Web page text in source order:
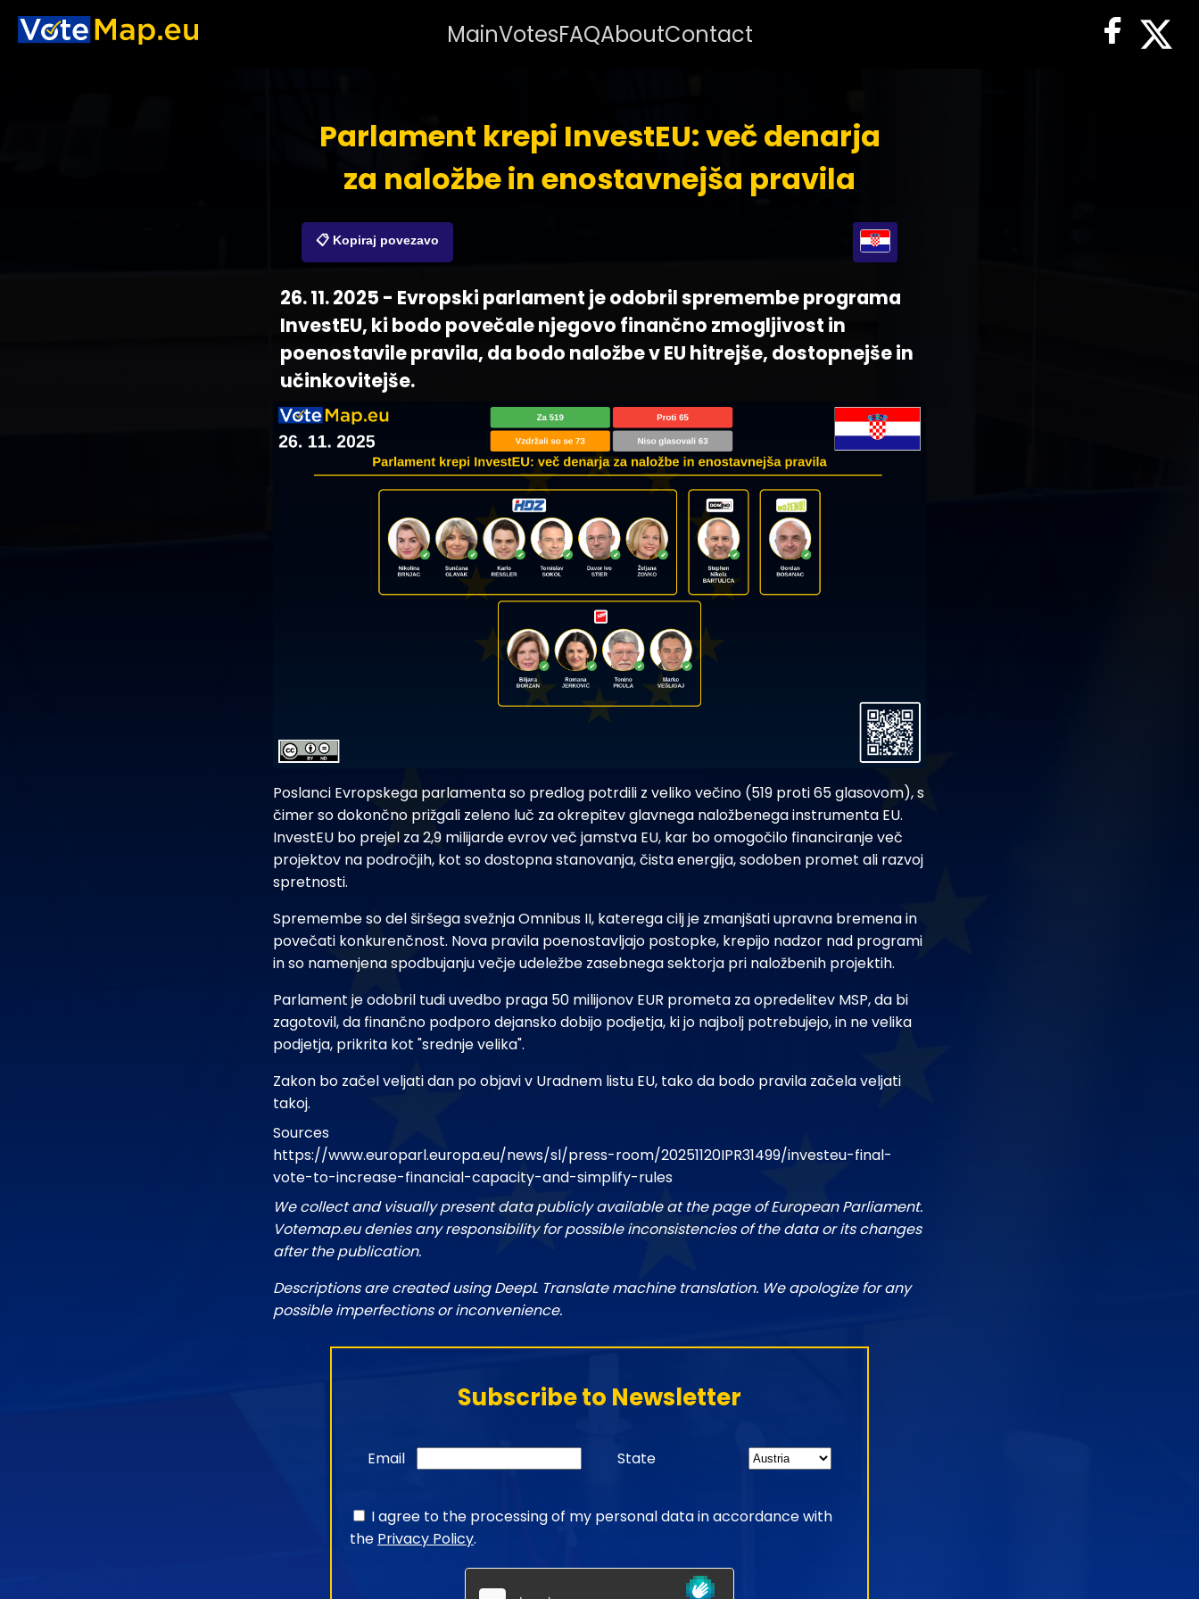
MainVotesFAQAboutContact
Parlament krepi InvestEU: več denarja
za naložbe in enostavnejša pravila
📋 Kopiraj povezavo
26. 11. 2025 - Evropski parlament je odobril spremembe programa
InvestEU, ki bodo povečale njegovo finančno zmogljivost in
poenostavile pravila, da bodo naložbe v EU hitrejše, dostopnejše in
učinkovitejše.
Poslanci Evropskega parlamenta so predlog potrdili z veliko večino (519 proti 65 glasovom), s
čimer so dokončno prižgali zeleno luč za okrepitev glavnega naložbenega instrumenta EU.
InvestEU bo prejel za 2,9 milijarde evrov več jamstva EU, kar bo omogočilo financiranje več
projektov na področjih, kot so dostopna stanovanja, čista energija, sodoben promet ali razvoj
spretnosti.
Spremembe so del širšega svežnja Omnibus II, katerega cilj je zmanjšati upravna bremena in
povečati konkurenčnost. Nova pravila poenostavljajo postopke, krepijo nadzor nad programi
in so namenjena spodbujanju večje udeležbe zasebnega sektorja pri naložbenih projektih.
Parlament je odobril tudi uvedbo praga 50 milijonov EUR prometa za opredelitev MSP, da bi
zagotovil, da finančno podporo dejansko dobijo podjetja, ki jo najbolj potrebujejo, in ne velika
podjetja, prikrita kot "srednje velika".
Zakon bo začel veljati dan po objavi v Uradnem listu EU, tako da bodo pravila začela veljati
takoj.
Sources
https://www.europarl.europa.eu/news/sl/press-room/20251120IPR31499/investeu-final-
vote-to-increase-financial-capacity-and-simplify-rules
We collect and visually present data publicly available at the page of European Parliament.
Votemap.eu denies any responsibility for possible inconsistencies of the data or its changes
after the publication.
Descriptions are created using DeepL Translate machine translation. We apologize for any
possible imperfections or inconvenience.
Subscribe to Newsletter
Email State
I agree to the processing of my personal data in accordance with
the Privacy Policy.